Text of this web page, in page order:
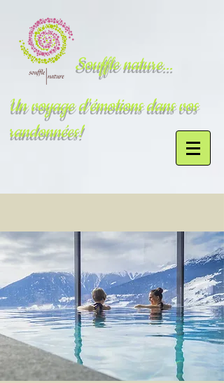
Souffle nature...
Un voyage d'émotions dans vos
randonnées!